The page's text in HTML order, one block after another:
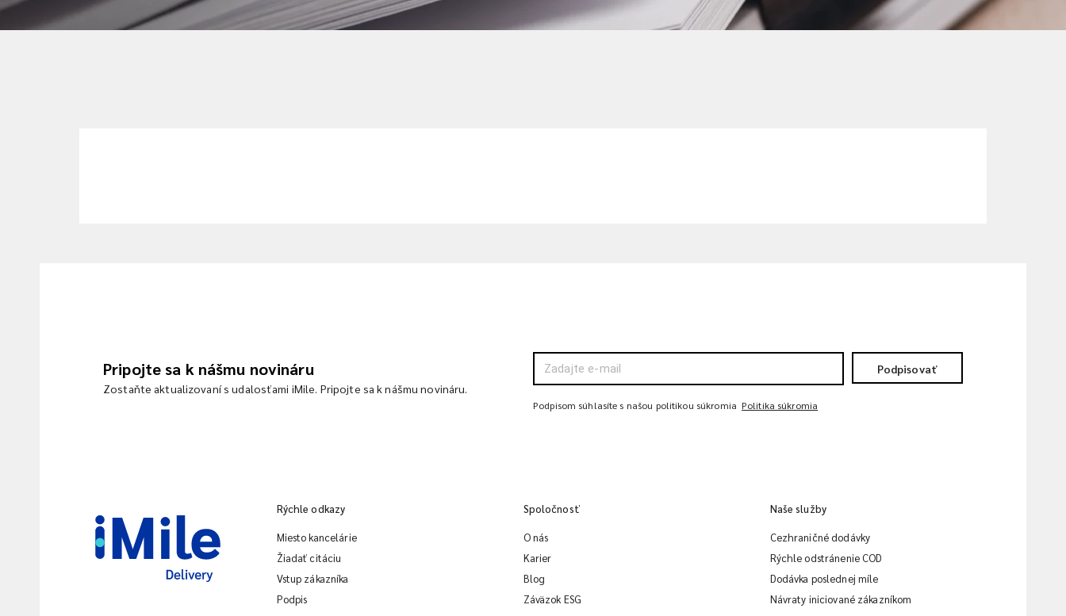
Pripojte sa k nášmu novináru
Zostaňte aktualizovaní s udalosťami iMile. Pripojte sa k nášmu novináru.
Podpisovať
Podpisom súhlasíte s našou politikou súkromia Politika súkromia
Rýchle odkazy
Miesto kancelárie
Žiadať citáciu
Vstup zákazníka
Podpis
Spoločnosť
O nás
Karier
Blog
Záväzok ESG
Naše služby
Cezhraničné dodávky
Rýchle odstránenie COD
Dodávka poslednej míle
Návraty iniciované zákazníkom